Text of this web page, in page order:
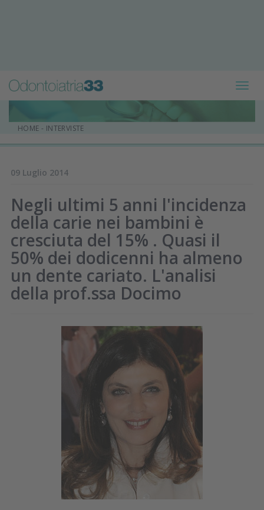
HOME - INTERVISTE
09 Luglio 2014
Negli ultimi 5 anni l'incidenza
della carie nei bambini è
cresciuta del 15% . Quasi il
50% dei dodicenni ha almeno
un dente cariato. L'analisi
della prof.ssa Docimo